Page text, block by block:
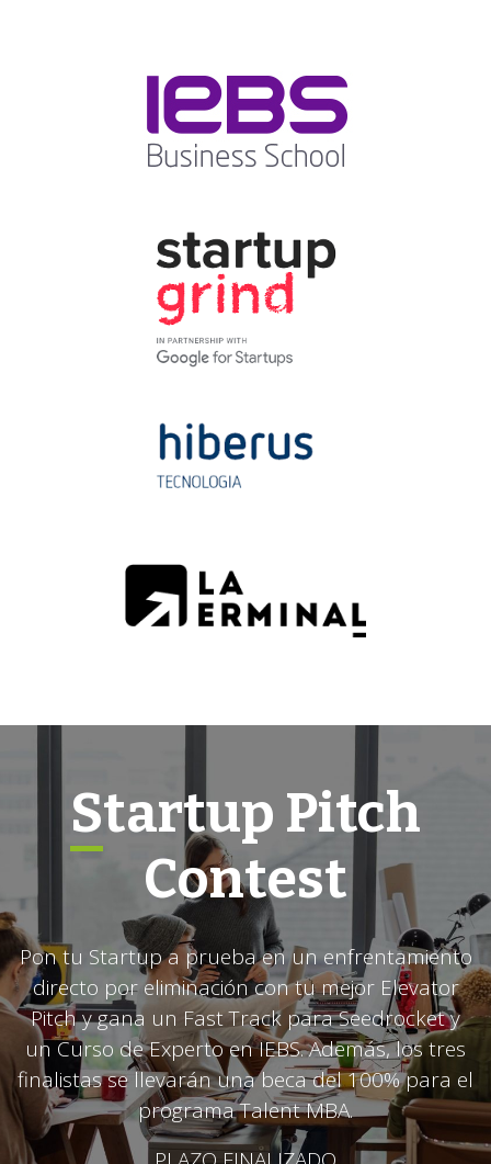
Startup Pitch
Contest
Pon tu Startup a prueba en un enfrentamiento
directo por eliminación con tu mejor Elevator
Pitch y gana un Fast Track para Seedrocket y
un Curso de Experto en IEBS. Además, los tres
finalistas se llevarán una beca del 100% para el
programa Talent MBA.